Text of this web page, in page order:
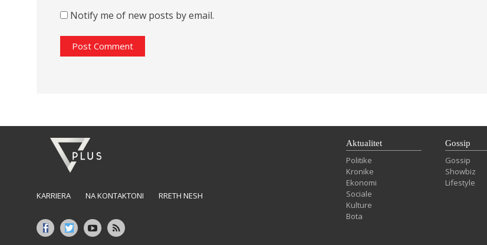
Notify me of new posts by email.
KARRIERA NA KONTAKTONI RRETH NESH
Aktualitet
Politike
Kronike
Ekonomi
Sociale
Kulture
Bota
Gossip
Gossip
Showbiz
Lifestyle